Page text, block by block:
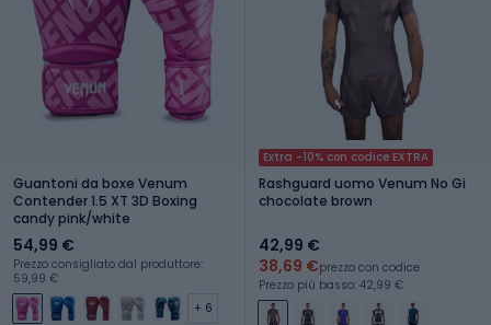
Guantoni da boxe Venum
Contender 1.5 XT 3D Boxing
candy pink/white
54,99 €
Prezzo consigliato dal produttore:
59,99 €
+ 6
Extra -10% con codice EXTRA
Rashguard uomo Venum No Gi
chocolate brown
42,99 €
38,69 €prezzo con codice
Prezzo più basso: 42,99 €